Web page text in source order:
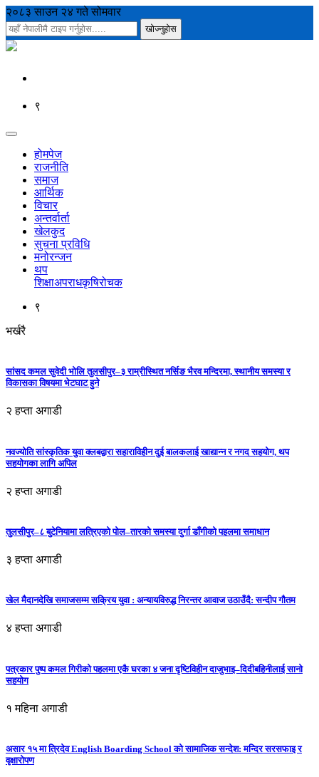
२०८३ साउन २४ गते सोमवार
९
होमपेज
राजनीति
समाज
आर्थिक
विचार
अन्तर्वार्ता
खेलकुद
सुचना प्रविधि
मनोरन्जन
थप
शिक्षाअपराधकृषिरोचक
९
भर्खरै
सांसद कमल सुवेदी भोलि तुलसीपुर–३ राम्रीस्थित नर्सिङ भैरव मन्दिरमा, स्थानीय समस्या र
विकासका विषयमा भेटघाट हुने
२ हप्ता अगाडी
नवज्योति सांस्कृतिक युवा क्लबद्वारा सहाराविहीन दुई बालकलाई खाद्यान्न र नगद सहयोग, थप
सहयोगका लागि अपिल
२ हप्ता अगाडी
तुलसीपुर–८ बुटेनियामा लत्रिएको पोल–तारको समस्या दुर्गा डाँगीको पहलमा समाधान
३ हप्ता अगाडी
खेल मैदानदेखि समाजसम्म सक्रिय युवा : अन्यायविरुद्ध निरन्तर आवाज उठाउँदै: सन्दीप गौतम
४ हप्ता अगाडी
पत्रकार पुष्प कमल गिरीको पहलमा एकै घरका ४ जना दृष्टिविहीन दाजुभाइ–दिदीबहिनीलाई सानो
सहयोग
१ महिना अगाडी
असार १५ मा त्रिदेव English Boarding School को सामाजिक सन्देश: मन्दिर सरसफाइ र
वृक्षारोपण